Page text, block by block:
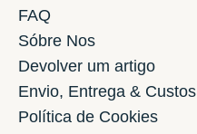
FAQ
Sóbre Nos
Devolver um artigo
Envio, Entrega & Custos
Política de Cookies